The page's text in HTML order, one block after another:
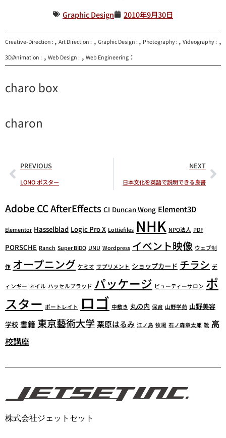
Graphic Design 2010年9月30日
Creative-Direction : , Art Direction : , Graphic Design : , Photography : , Videography : ,
3D/Animation : , Web Design : , Web Engineering :
charo box
charon
PREVIOUS
LONO ポスター
NEXT
日本文化を英語で説明できる良書
Adobe CCAfterEffects CI Duncan Wong Element3D
Elementor Hasselblad Logic Pro X Lottiefiles NHK NPO法人 PDF
PORSCHE Ranch Super BIDO UNU Wordpress イベント映像 ウェブ制
作 オープニング ケミオ サプリメント ショップカード チラシ デ
ィンギー ネイル ハッセルブラッド パッケージ ビューティーサロン ポ
スター ポートレイト ロゴ 中敷き 丸の内 保育 山野学苑 山野美容
学校 書籍 東京藝術大学栗原はるみ 江ノ島 牧場 石ノ森章太郎 靴 高
校講座
株式会社ジェットセット